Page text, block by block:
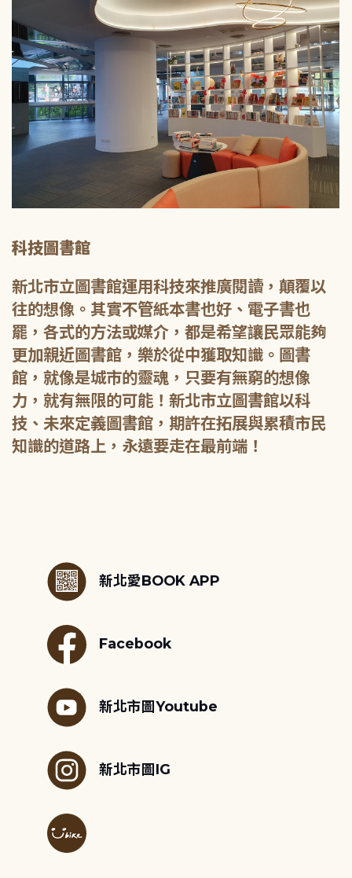
科技圖書館
新北市立圖書館運用科技來推廣閱讀，顛覆以
往的想像。其實不管紙本書也好、電子書也
罷，各式的方法或媒介，都是希望讓民眾能夠
更加親近圖書館，樂於從中獲取知識。圖書
館，就像是城市的靈魂，只要有無窮的想像
力，就有無限的可能！新北市立圖書館以科
技、未來定義圖書館，期許在拓展與累積市民
知識的道路上，永遠要走在最前端！
新北愛BOOK APP
Facebook
新北市圖Youtube
新北市圖IG